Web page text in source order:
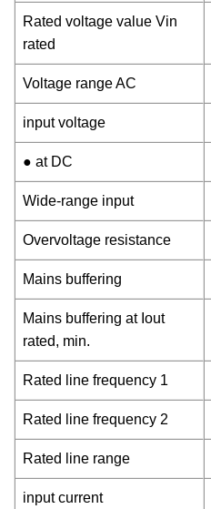
Rated voltage value Vin
rated
Voltage range AC
input voltage
● at DC
Wide-range input
Overvoltage resistance
Mains buffering
Mains buffering at Iout
rated, min.
Rated line frequency 1
Rated line frequency 2
Rated line range
input current